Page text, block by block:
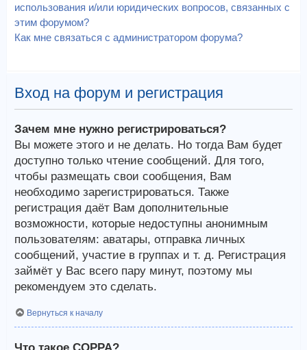
использования и/или юридических вопросов, связанных с
этим форумом?
Как мне связаться с администратором форума?
Вход на форум и регистрация
Зачем мне нужно регистрироваться?
Вы можете этого и не делать. Но тогда Вам будет
доступно только чтение сообщений. Для того,
чтобы размещать свои сообщения, Вам
необходимо зарегистрироваться. Также
регистрация даёт Вам дополнительные
возможности, которые недоступны анонимным
пользователям: аватары, отправка личных
сообщений, участие в группах и т. д. Регистрация
займёт у Вас всего пару минут, поэтому мы
рекомендуем это сделать.
Вернуться к началу